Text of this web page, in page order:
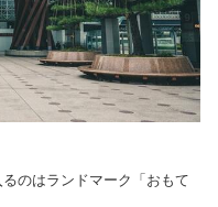
のはランドマーク「おもて